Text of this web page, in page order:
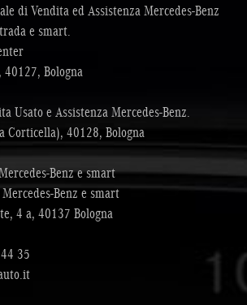
di Vendita ed Assistenza Mercedes-Benz
e smart.
Bologna
Usato e Assistenza Mercedes-Benz.
Corticella), 40128, Bologna
Benz e smart
Benz e smart
4 a, 40137 Bologna
35